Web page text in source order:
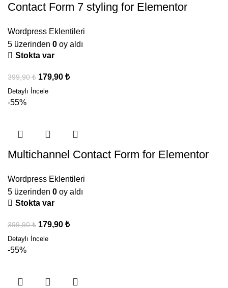
Contact Form 7 styling for Elementor
Wordpress Eklentileri
5 üzerinden 0 oy aldı
Stokta var
399,90₺ 179,90 ₺
-55%
Multichannel Contact Form for Elementor
Wordpress Eklentileri
5 üzerinden 0 oy aldı
Stokta var
399,90₺ 179,90 ₺
-55%